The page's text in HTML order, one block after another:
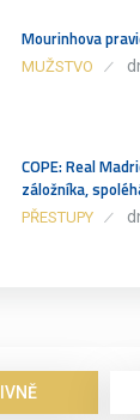
Mourinhova
MUŽSTVO
COPE: Real
záložníka,
PŘESTUPY